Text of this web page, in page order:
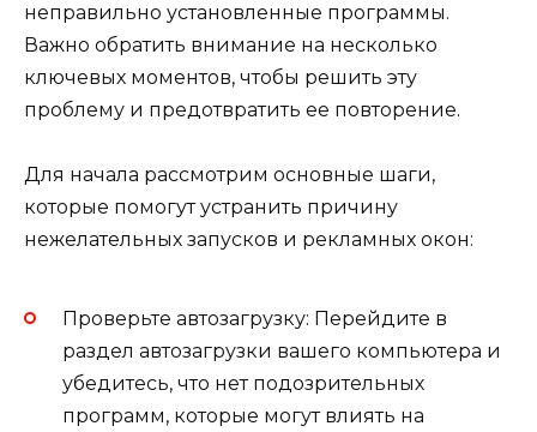
неправильно установленные программы.
Важно обратить внимание на несколько
ключевых моментов, чтобы решить эту
проблему и предотвратить ее повторение.
Для начала рассмотрим основные шаги,
которые помогут устранить причину
нежелательных запусков и рекламных окон:
Проверьте автозагрузку: Перейдите в
раздел автозагрузки вашего компьютера и
убедитесь, что нет подозрительных
программ, которые могут влиять на